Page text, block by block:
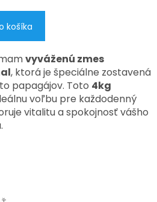
košíka
vyváženú zmes
, ktorá je špeciálne zostavená
papagájov. Toto 4kg
voľbu pre každodenný
vitalitu a spokojnosť vášho